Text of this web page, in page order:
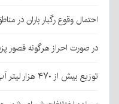
احتمال وقوع رگبار باران در
در صورت احراز هرگونه قصور
توزیع بیش از ۴۷۰ هزار لیتر آب میان عزاداران جامانده اربعین در کرمان